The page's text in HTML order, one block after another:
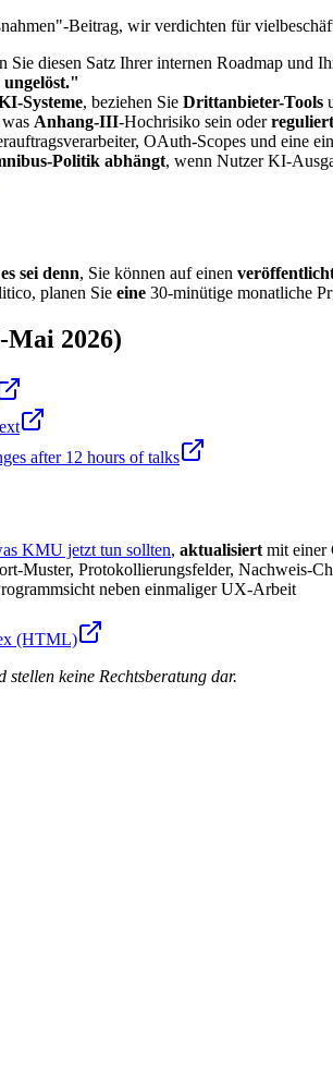
Beitrag, wir verdichten für
Sie diesen Satz Ihrer internen Roadmap und
Systeme, beziehen Sie Drittanbieter-Tools
Anhang-III-Hochrisiko sein oder
OAuth-Scopes und eine
Politik abhängt, wenn Nutzer KI-
es sei denn, Sie können auf einen
planen Sie eine 30-minütige monatliche
Mai 2026)
after 12 hours of talks
KMU jetzt tun sollten, aktualisiert mit einer
Muster, Protokollierungsfelder, Nachweis-
neben einmaliger UX-Arbeit
(HTML)
keine Rechtsberatung dar.